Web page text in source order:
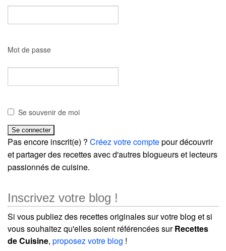
Mot de passe
Se souvenir de moi
Pas encore inscrit(e) ? Créez votre comptepour découvrir
et partager des recettes avec d'autres blogueurs et lecteurs
passionnés de cuisine.
Inscrivez votre blog !
Si vous publiez des recettes originales sur votre blog et si
vous souhaitez qu'elles soient référencées surRecettes
de Cuisine, proposez votre blog !